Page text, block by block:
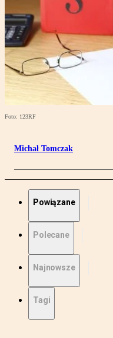
Foto: 123RF
Michał Tomczak
Powiązane
Polecane
Najnowsze
Tagi